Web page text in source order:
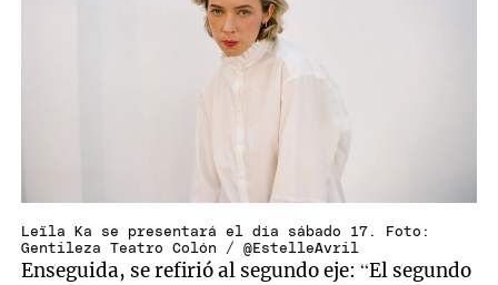
Leïla Ka se presentará el día sábado 17. Foto:
Gentileza Teatro Colón / @EstelleAvril
Enseguida, se refirió al segundo eje: “El segundo